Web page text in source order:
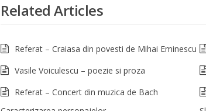
Related Articles
Referat – Craiasa din povesti de Mihai Eminescu
Vasile Voiculescu – poezie si proza
Referat – Concert din muzica de Bach